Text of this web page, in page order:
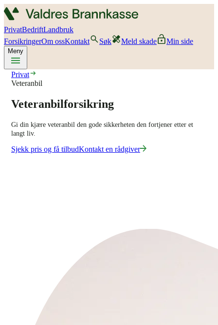
PrivatBedriftLandbruk
ForsikringerOm ossKontakt Søk Meld skade Min side
Meny
Privat
Veteranbil
Veteranbilforsikring
Gi din kjære veteranbil den gode sikkerheten den fortjener etter et
langt liv.
Sjekk pris og få tilbudKontakt en rådgiver